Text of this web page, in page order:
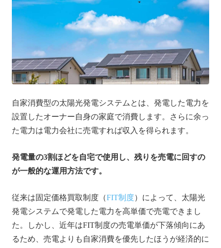
自家消費型の太陽光発電システムとは、発電した電力を
設置したオーナー自身の家庭で消費します。さらに余っ
た電力は電力会社に売電すれば収入を得られます。
発電量の3割ほどを自宅で使用し、残りを売電に回すの
が一般的な運用方法です。
従来は固定価格買取制度（FIT制度）によって、太陽光
発電システムで発電した電力を高単価で売電できまし
た。しかし、近年はFIT制度の売電単価が下落傾向にあ
るため、売電よりも自家消費を優先したほうが経済的に